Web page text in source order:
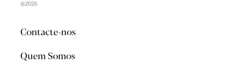
@2026
Contacte-nos
Quem Somos